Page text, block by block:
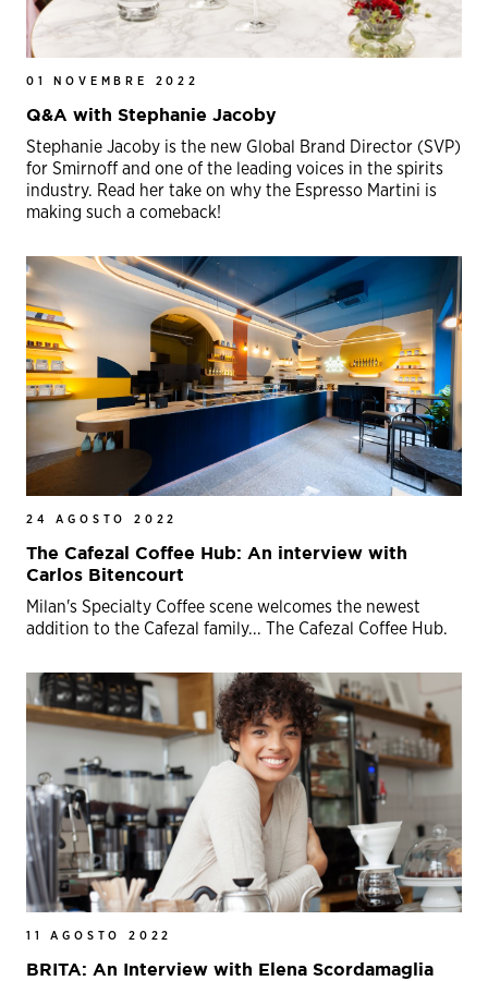
01 NOVEMBRE 2022
Q&A with Stephanie Jacoby
Stephanie Jacoby is the new Global Brand Director (SVP)
for Smirnoff and one of the leading voices in the spirits
industry. Read her take on why the Espresso Martini is
making such a comeback!
24 AGOSTO 2022
The Cafezal Coffee Hub: An interview with
Carlos Bitencourt
Milan's Specialty Coffee scene welcomes the newest
addition to the Cafezal family... The Cafezal Coffee Hub.
11 AGOSTO 2022
BRITA: An Interview with Elena Scordamaglia